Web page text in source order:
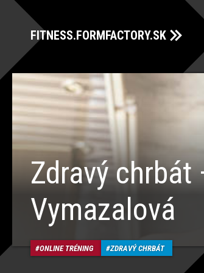
FITNESS.FORMFACTORY.SK
Zdravý chrbát
Vymazalová
ONLINE TRÉNING ZDRAVÝ CHRBÁT